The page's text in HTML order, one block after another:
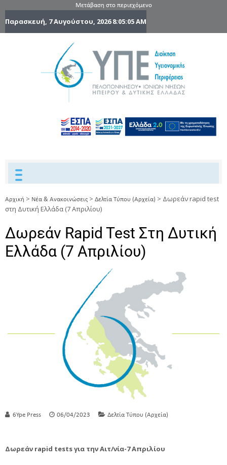
Μετάβαση στο περιεχόμενο
Παρασκευή, 7 Αυγούστου, 20268:05:05 AM
Ηπείρου
Δυτικής
Ελλάδας
Αρχική > Νέα & Ανακοινώσεις > Δελτία Τύπου (Αρχεία) > Δωρεάν rapid test
στη Δυτική Ελλάδα (7 Απριλίου)
Δωρεάν Rapid Test Στη Δυτική
Ελλάδα (7 Απριλίου)
6Ype Press 06/04/2023 Δελτία Τύπου (Αρχεία)
Δωρεάν rapid tests για την Αιτ/νία-7 Απριλίου